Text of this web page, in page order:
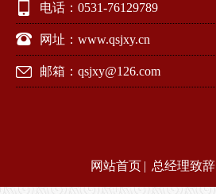
电话：0531-76129789
网址：www.qsjxy.cn
邮箱：qsjxy@126.com
网站首页 | 总经理致辞